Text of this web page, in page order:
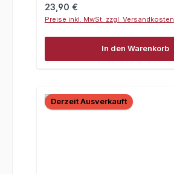
Regulärer Preis:
23,90 €
Preise inkl. MwSt. zzgl. Versandkosten
In den Warenkorb
Derzeit Ausverkauft